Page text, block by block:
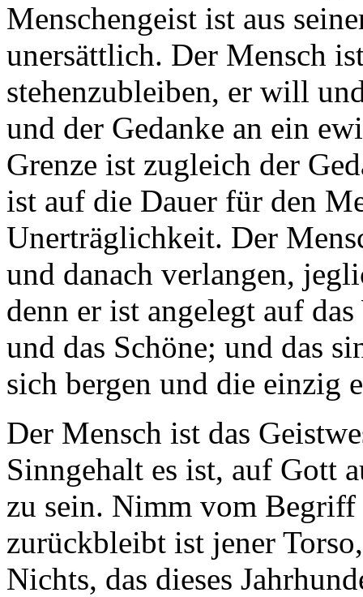
Menschengeist ist aus
unersättlich. Der Mensch
stehenzubleiben, er will
und der Gedanke an ein
Grenze ist zugleich der
ist auf die Dauer für den
Unerträglichkeit. Der
und danach verlangen,
denn er ist angelegt auf
und das Schöne; und das
sich bergen und die einzig
Der Mensch ist das
Sinngehalt es ist, auf Gott
zu sein. Nimm vom
zurückbleibt ist jener
Nichts, das dieses